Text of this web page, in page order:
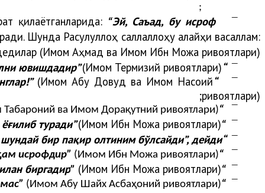
¯
қилаётганларида: “Эй, Саъад, бу исроф
Шунда Расулуллоҳ саллаллоҳу алайҳи васаллам:
(Имом Аҳмад ва Имом Ибн Можа ривоятлари)
¯
“Таомнинг баракаси – таомланишдан олдин ва кейин қўлни ювишдадир”
(Имом Термизий ривоятлари);
¯
“Енглар, ичинглар, кийинглар ва садақа қилинглар. Исроф ва мутакаббирликка йўл қўйманглар!”
(Имом Абу Довуд ва Имом Насоий
ривоятлари);
¯
“
ва Имом Дорақутний ривоятлари);
¯
“
туради”(Имом Ибн Можа ривоятлари);
¯
“Нафснинг кўзи тўймайди. Бир пақир олтини бор киши “оҳ, яна шундай бир пақир олтиним бўлсайди”, дейди”
¯
“Нафсингиз хоҳлаган ҳар нарсани еяверишингиз ҳам исрофдир”
(Имом Ибн Можа ривоятлари)
¯
“
биргадир” (Имом Ибн Можа ривоятлари);
¯
“
” (Имом Абу Шайх Асбаҳоний ривоятлари);